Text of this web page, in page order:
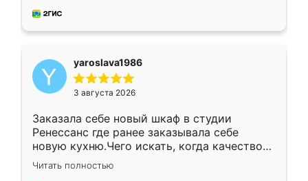
мебель за качественную работу!
yaroslava1986
3 августа 2026
Заказала себе новый шкаф в студии
Ренессанс где ранее заказывала себе
новую кухню.Чего искать, когда качеством
вполне довольна. Служит кухня уже почти
два года, нареканий нет.
Читать полностью